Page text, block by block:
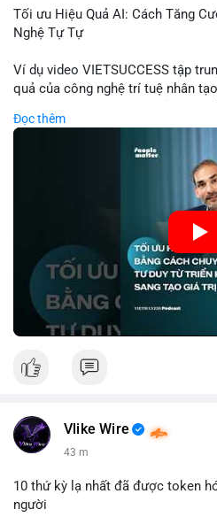
Tối ưu Hiệu Quả AI: Cách Tăng
Nghệ Tự Tự
Ví dụ video VIETSUCCESS tập
quả của công nghệ trí tuệ nhân
đoán xu hướng thị trường, và tự
vực tài chính và crypto. Bài đăng
trong việc giảm thiểu sai lầm,
định dựa trên dữ liệu. Điều này
kỳ phát triển nhanh chóng của
và tốc độ là yếu tố quyết định.
🎥 Xem video trực tiếp tại:
Nguồn: VIETSUCCESS
Đọc thêm
Vlike Wire
43 m
10 thứ kỳ lạ nhất đã được token
người